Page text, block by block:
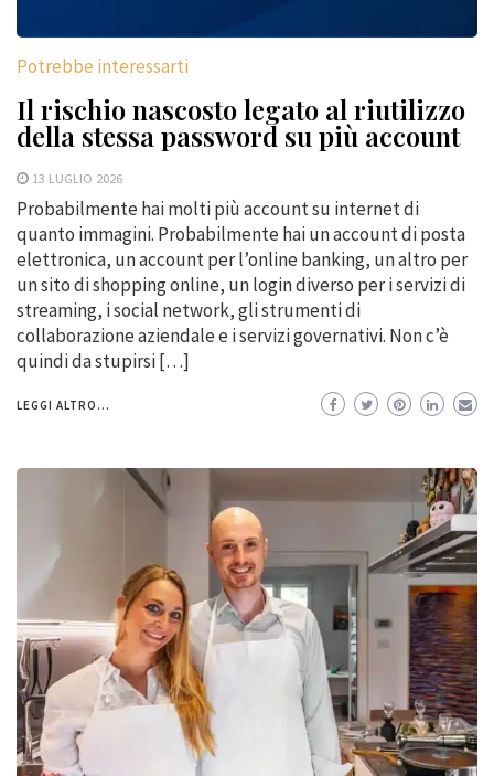
Potrebbe interessarti
Il rischio nascosto legato al riutilizzo
della stessa password su più account
13 LUGLIO 2026
Probabilmente hai molti più account su internet di
quanto immagini. Probabilmente hai un account di posta
elettronica, un account per l’online banking, un altro per
un sito di shopping online, un login diverso per i servizi di
streaming, i social network, gli strumenti di
collaborazione aziendale e i servizi governativi. Non c’è
quindi da stupirsi […]
LEGGI ALTRO...